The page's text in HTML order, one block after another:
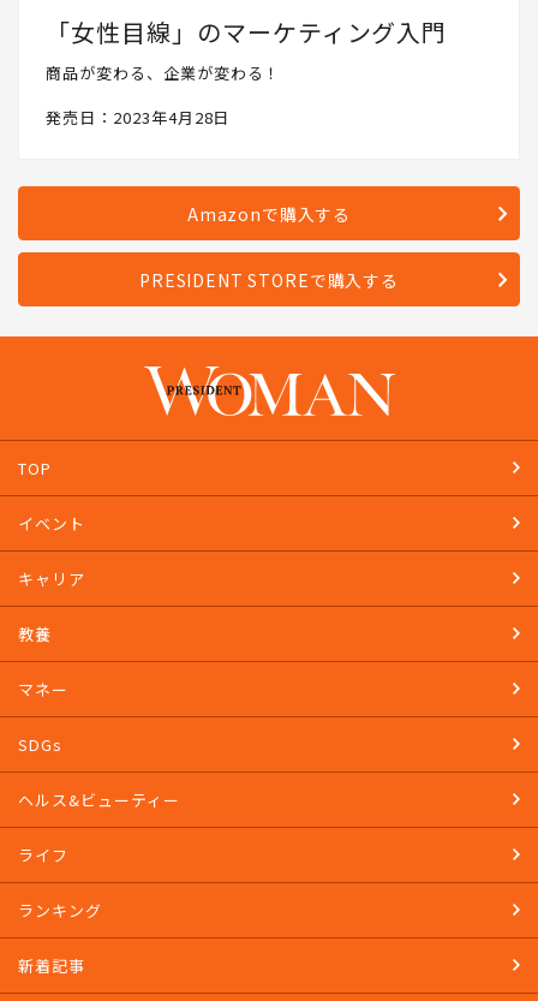
「女性目線」のマーケティング入門
商品が変わる、企業が変わる！
発売日：2023年4月28日
Amazonで購入する
PRESIDENT STOREで購入する
TOP
イベント
キャリア
教養
マネー
SDGs
ヘルス&ビューティー
ライフ
ランキング
新着記事